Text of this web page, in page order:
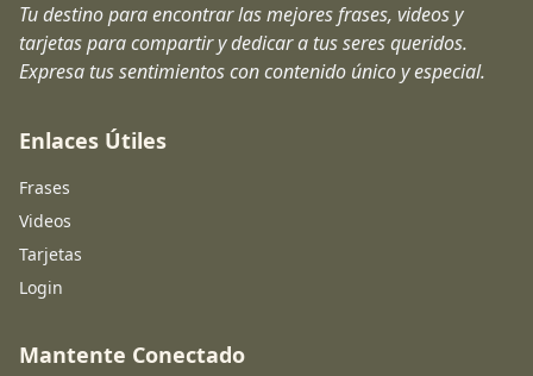
Tu destino para encontrar las mejores frases, videos y
tarjetas para compartir y dedicar a tus seres queridos.
Expresa tus sentimientos con contenido único y especial.
Enlaces Útiles
Frases
Videos
Tarjetas
Login
Mantente Conectado